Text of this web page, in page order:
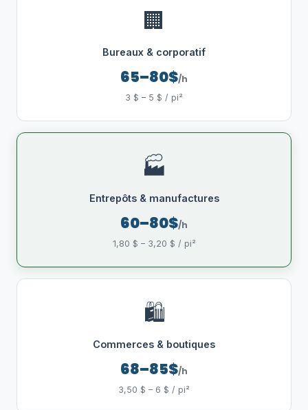
🏢
Bureaux & corporatif
65–80$/h
3 $ – 5 $ / pi²
🏭
Entrepôts & manufactures
60–80$/h
1,80 $ – 3,20 $ / pi²
🛍️
Commerces & boutiques
68–85$/h
3,50 $ – 6 $ / pi²